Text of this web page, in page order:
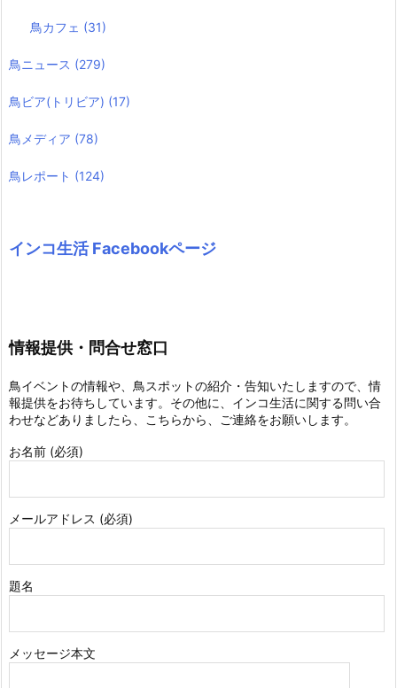
鳥カフェ (31)
鳥ニュース (279)
鳥ビア(トリビア) (17)
鳥メディア (78)
鳥レポート (124)
インコ生活 Facebookページ
情報提供・問合せ窓口
鳥イベントの情報や、鳥スポットの紹介・告知いたしますので、情
報提供をお待ちしています。その他に、インコ生活に関する問い合
わせなどありましたら、こちらから、ご連絡をお願いします。
お名前 (必須)
メールアドレス (必須)
題名
メッセージ本文